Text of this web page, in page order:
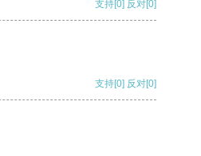
支持[0] 反对[0]
支持[0] 反对[0]